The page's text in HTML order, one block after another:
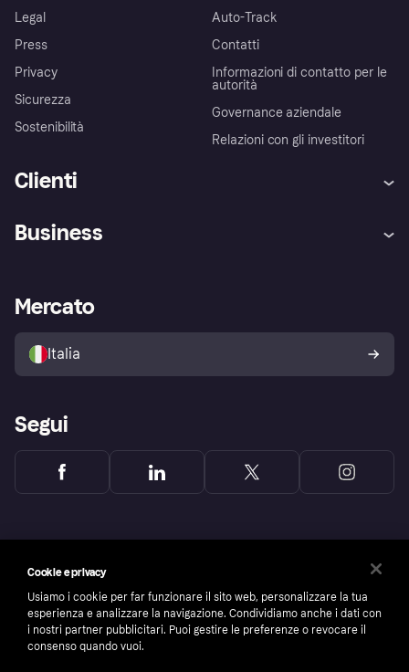
Legal
Press
Privacy
Sicurezza
Sostenibilità
Auto-Track
Contatti
Informazioni di contatto per le
autorità
Governance aziendale
Relazioni con gli investitori
Clienti
Assistenza
Esplora i negozi
Politica di protezione
dell'acquirente Klarna
Business
Accesso aziende
Mercato
Italia
Segui
Cookie e privacy
Usiamo i cookie per far funzionare il sito web, personalizzare la tua
esperienza e analizzare la navigazione. Condividiamo anche i dati con
i nostri partner pubblicitari. Puoi gestire le preferenze o revocare il
consenso quando vuoi.